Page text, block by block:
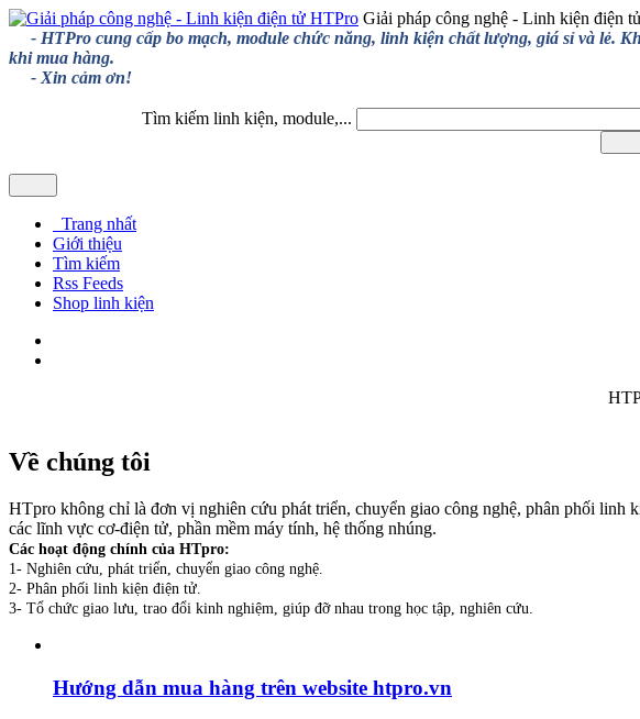
Giải pháp công nghệ - Linh kiện điện
- HTPro cung cấp bo mạch, module chức năng, linh kiện chất lượng, giá sỉ và lẻ.
khi mua hàng.
- Xin cảm ơn!
Tìm kiếm linh kiện, module,...
Trang nhất
Giới thiệu
Tìm kiếm
Rss Feeds
Shop linh kiện
HTPro.vn
Về chúng tôi
HTpro không chỉ là đơn vị nghiên cứu phát triển, chuyển giao công nghệ, phân phối
các lĩnh vực cơ-điện tử, phần mềm máy tính, hệ thống nhúng.
Các hoạt động chính của HTpro:
1- Nghiên cứu, phát triển, chuyển giao công nghệ.
2- Phân phối linh kiện điện tử.
3- Tổ chức giao lưu, trao đổi kinh nghiệm, giúp đỡ nhau trong học tập, nghiên cứu.
Hướng dẫn mua hàng trên website htpro.vn